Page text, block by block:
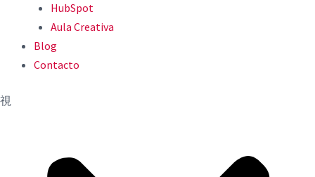
HubSpot
Aula Creativa
Blog
Contacto